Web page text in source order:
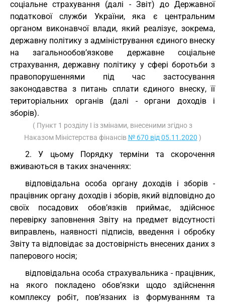
соціальне страхування (далі - Звіт) до Державної
податкової служби України, яка є центральним
органом виконавчої влади, який реалізує, зокрема,
державну політику з адміністрування єдиного внеску
на загальнообов’язкове державне соціальне
страхування, державну політику у сфері боротьби з
правопорушеннями під час застосування
законодавства з питань сплати єдиного внеску, її
територіальних органів (далі - органи доходів і
зборів).
( Пункт 1 розділу I із змінами, внесеними згідно з
Наказом Міністерства фінансів № 670 від 05.11.2020 )
2. У цьому Порядку терміни та скорочення
вживаються в таких значеннях:
відповідальна особа органу доходів і зборів -
працівник органу доходів і зборів, який відповідно до
своїх посадових обов’язків приймає, здійснює
перевірку заповнення Звіту на предмет відсутності
виправлень, наявності підписів, введення і обробку
Звіту та відповідає за достовірність внесених даних з
паперового носія;
відповідальна особа страхувальника - працівник,
на якого покладено обов’язки щодо здійснення
комплексу робіт, пов’язаних із формуванням та